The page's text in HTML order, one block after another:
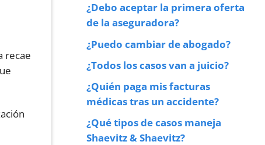
recae
¿Debo aceptar la primera oferta
de la aseguradora?
¿Puedo cambiar de abogado?
¿Todos los casos van a juicio?
¿Quién paga mis facturas
médicas tras un accidente?
¿Qué tipos de casos maneja
Shaevitz & Shaevitz?